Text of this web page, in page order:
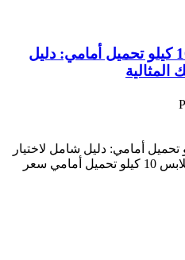
أفضل سعر غسالة ملابس 10 كيلو تحميل أمامي: دليل
ملابس 10 كيلو تحميل أمامي: دليل شامل لاختيار
وشراء غسالتك المثالية غسالة ملابس 10 كيلو تحميل أمامي سعر